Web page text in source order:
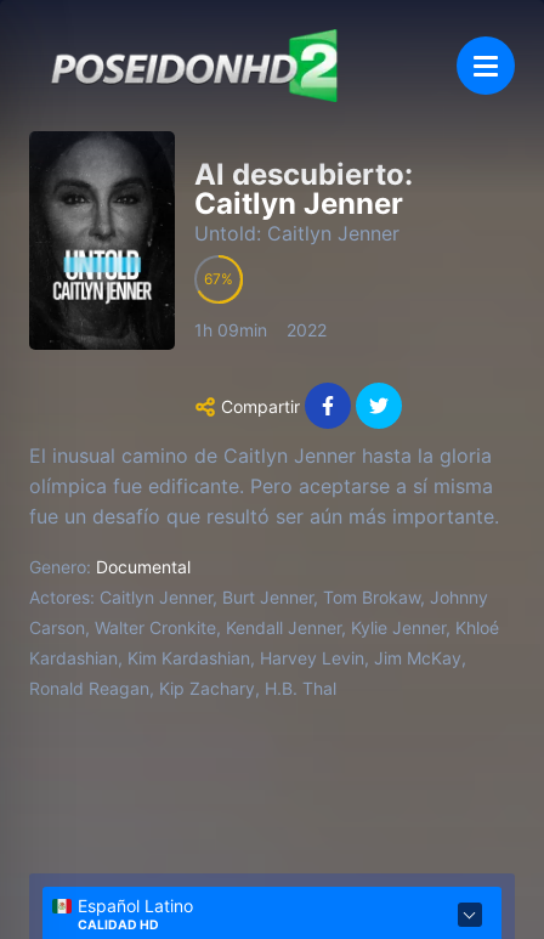
Al descubierto:
Caitlyn Jenner
Untold: Caitlyn Jenner
67
1h 09min 2022
Compartir
El inusual camino de Caitlyn Jenner hasta la gloria
olímpica fue edificante. Pero aceptarse a sí misma
fue un desafío que resultó ser aún más importante.
Genero: Documental
Actores: Caitlyn Jenner, Burt Jenner, Tom Brokaw, Johnny
Carson, Walter Cronkite, Kendall Jenner, Kylie Jenner, Khloé
Kardashian, Kim Kardashian, Harvey Levin, Jim McKay,
Ronald Reagan, Kip Zachary, H.B. Thal
Español Latino
CALIDAD HD